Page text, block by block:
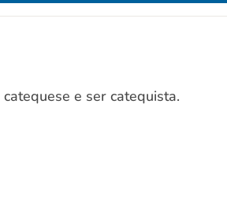
e ser catequista.